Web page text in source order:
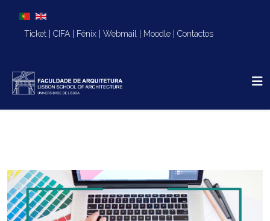
Escolha o seu idioma
Ticket CIFA Fénix Webmail Moodle Contactos